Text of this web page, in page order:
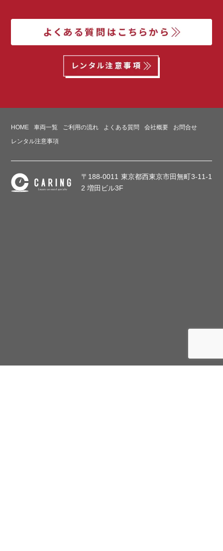
〒188-0011 東京都西東京市田無町3-11-1
2 増田ビル3F
HOME 車両一覧 ご利用の流れ よくある質問 会社概要
お問合せ
レンタル注意事項